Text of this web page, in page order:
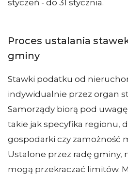
styczeń - do 31 stycznia.
Proces ustalania
gminy
Stawki podatku od
indywidualnie przez organ
Samorządy biorą pod
takie jak specyfika regionu,
gospodarki czy zamożność
Ustalone przez radę gminy,
mogą przekraczać limitów.